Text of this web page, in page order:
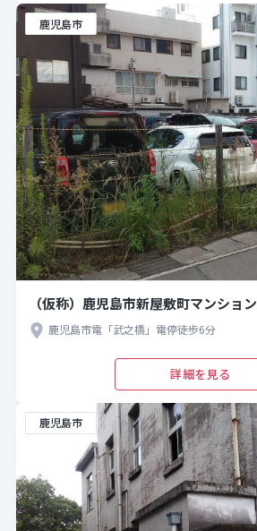
鹿児島市
（仮称）鹿児島市新屋敷町マンション
鹿児島市電「武之橋」電停徒歩6分
詳細を見る
鹿児島市